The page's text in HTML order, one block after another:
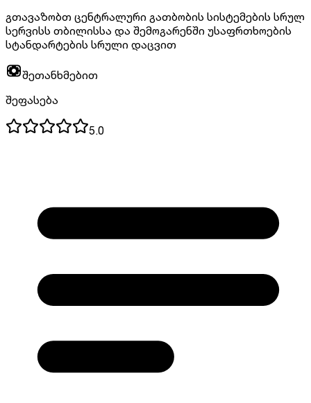
გთავაზობთ ცენტრალური გათბობის სისტემების სრულ
სერვისს თბილისსა და შემოგარენში უსაფრთხოების
სტანდარტების სრული დაცვით
შეთანხმებით
შეფასება
5.0